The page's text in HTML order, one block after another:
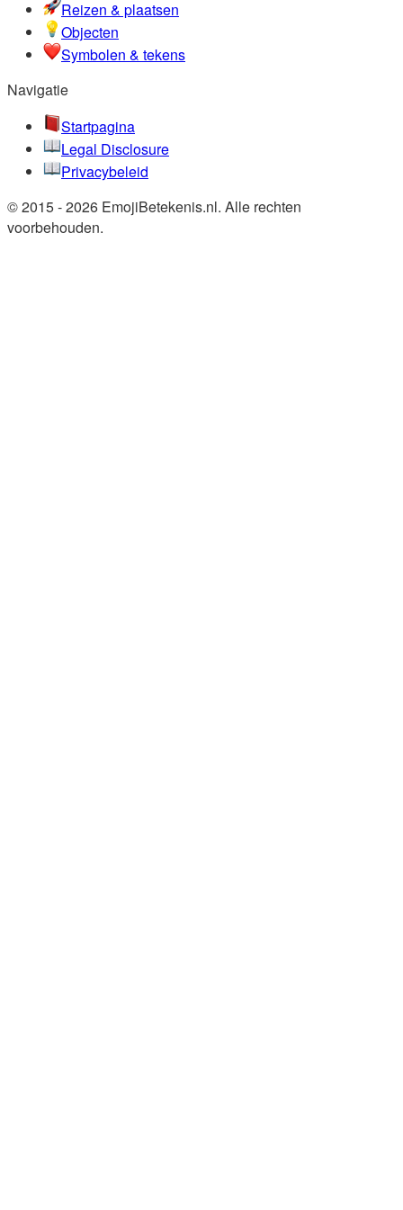
Reizen & plaatsen
Objecten
Symbolen & tekens
Navigatie
Startpagina
Legal Disclosure
Privacybeleid
© 2015 - 2026 EmojiBetekenis.nl. Alle rechten
voorbehouden.